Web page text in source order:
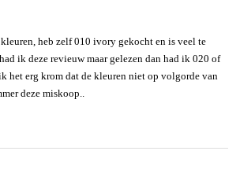
heb zelf 010 ivory gekocht en is veel te
ik deze revieuw maar gelezen dan had ik 020 of
het erg krom dat de kleuren niet op volgorde van
deze miskoop..